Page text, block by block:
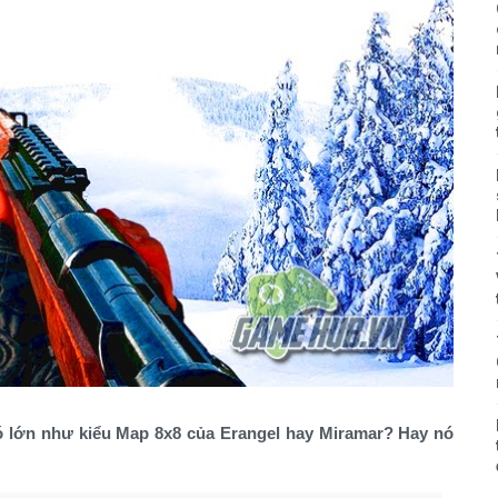
như kiểu Map 8x8 của Erangel hay Miramar? Hay nó